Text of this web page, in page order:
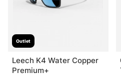
Outlet
Leech K4 Water Copper
Premium+